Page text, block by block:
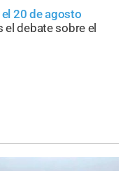
20 de agosto
debate sobre el